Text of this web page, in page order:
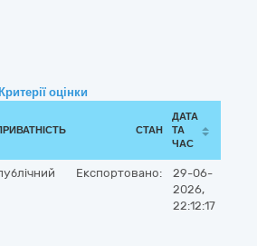
оцінки
СТАН
ДАТА
ТА
ЧАС
Експортовано:
29-06-
2026,
22:12:17